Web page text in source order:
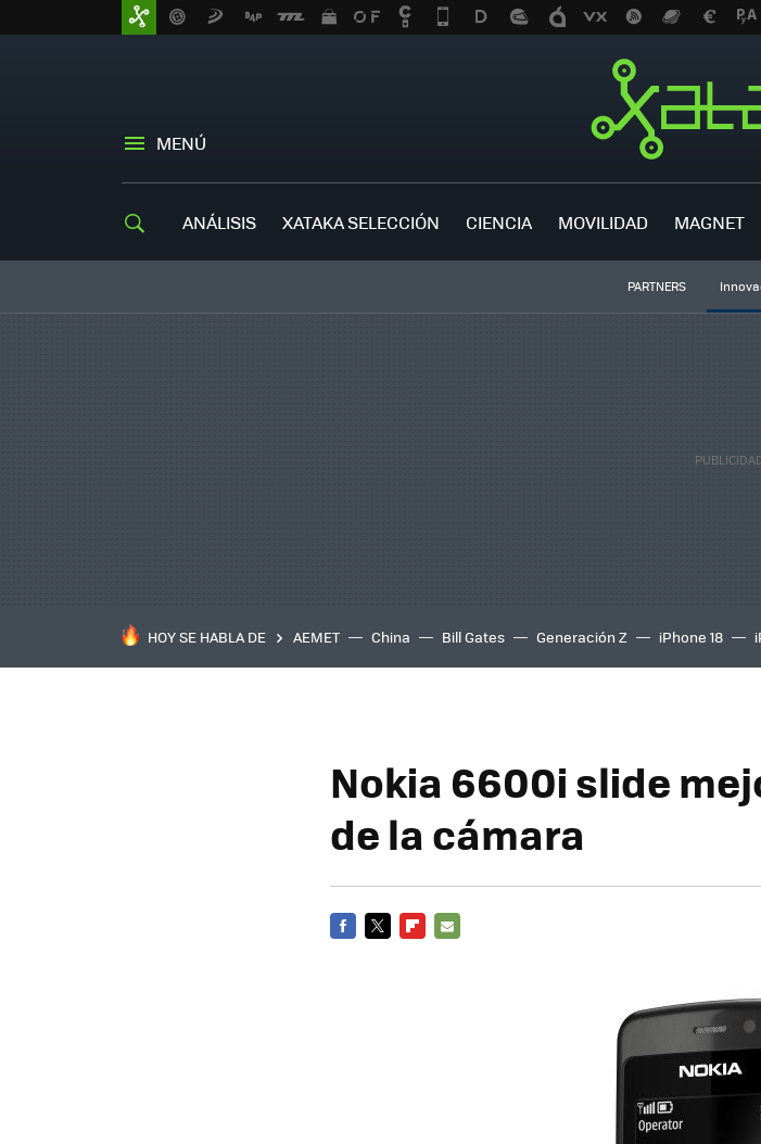
MENÚ
ANÁLISIS XATAKA SELECCIÓN CIENCIA MOVILIDAD MAGNET
PARTNERS
HOY SE HABLA DE AEMET China Bill Gates Generación Z iPhone 18
Nokia 6600i slide
de la cámara